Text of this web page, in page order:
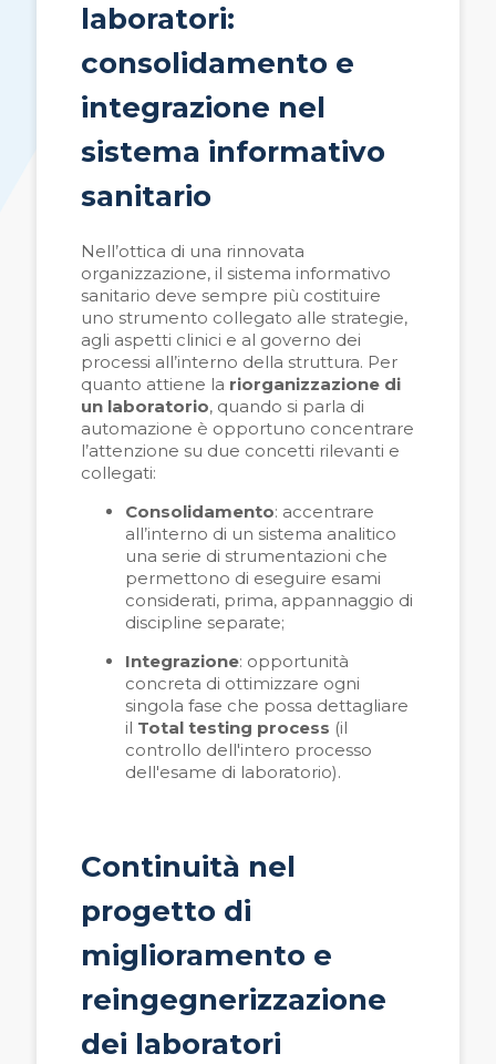
laboratori:
consolidamento e
integrazione nel
sistema informativo
sanitario
Nell’ottica di una rinnovata
organizzazione, il sistema informativo
sanitario deve sempre più costituire
uno strumento collegato alle strategie,
agli aspetti clinici e al governo dei
processi all’interno della struttura. Per
quanto attiene la riorganizzazione di
un laboratorio, quando si parla di
automazione è opportuno concentrare
l’attenzione su due concetti rilevanti e
collegati:
Consolidamento: accentrare
all’interno di un sistema analitico
una serie di strumentazioni che
permettono di eseguire esami
considerati, prima, appannaggio di
discipline separate;
Integrazione: opportunità
concreta di ottimizzare ogni
singola fase che possa dettagliare
il Total testing process (il
controllo dell'intero processo
dell'esame di laboratorio).
Continuità nel
progetto di
miglioramento e
reingegnerizzazione
dei laboratori